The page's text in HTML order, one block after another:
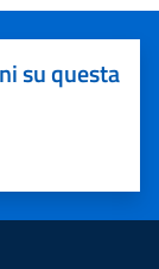
su questa